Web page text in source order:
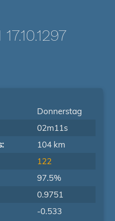
Donnerstag
02m11s
104 km
122
97.5%
0.9751
-0.533